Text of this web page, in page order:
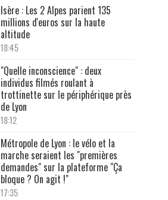
Isère : Les 2 Alpes parient 135
millions d'euros sur la haute
altitude
18:45
"Quelle inconscience" : deux
individus filmés roulant à
trottinette sur le périphérique près
de Lyon
18:12
Métropole de Lyon : le vélo et la
marche seraient les "premières
demandes" sur la plateforme "Ça
bloque ? On agit !"
17:35